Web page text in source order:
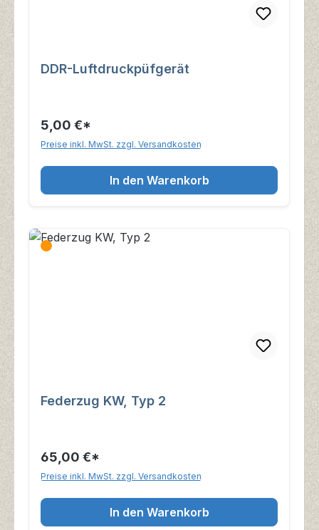
DDR-Luftdruckpüfgerät
5,00 €*
Preise inkl. MwSt. zzgl. Versandkosten
In den Warenkorb
Federzug KW, Typ 2
65,00 €*
Preise inkl. MwSt. zzgl. Versandkosten
In den Warenkorb